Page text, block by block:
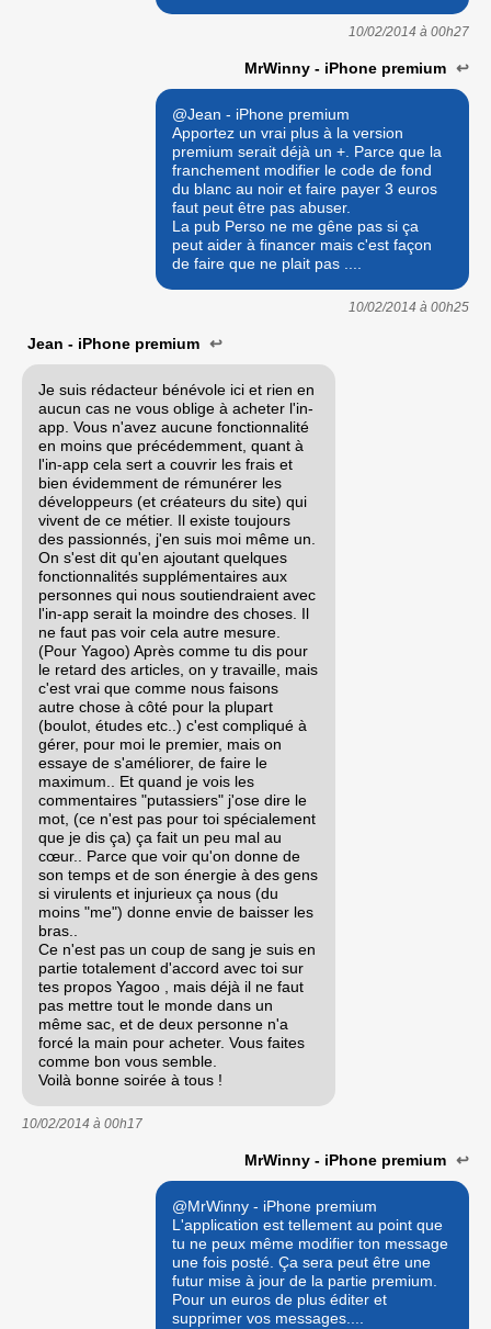
10/02/2014 à 00h27
MrWinny - iPhone premium ↩
@Jean - iPhone premium
Apportez un vrai plus à la version
premium serait déjà un +. Parce que la
franchement modifier le code de fond
du blanc au noir et faire payer 3 euros
faut peut être pas abuser.
La pub Perso ne me gêne pas si ça
peut aider à financer mais c'est façon
de faire que ne plait pas ....
10/02/2014 à 00h25
Jean - iPhone premium ↩
Je suis rédacteur bénévole ici et rien en
aucun cas ne vous oblige à acheter l'in-
app. Vous n'avez aucune fonctionnalité
en moins que précédemment, quant à
l'in-app cela sert a couvrir les frais et
bien évidemment de rémunérer les
développeurs (et créateurs du site) qui
vivent de ce métier. Il existe toujours
des passionnés, j'en suis moi même un.
On s'est dit qu'en ajoutant quelques
fonctionnalités supplémentaires aux
personnes qui nous soutiendraient avec
l'in-app serait la moindre des choses. Il
ne faut pas voir cela autre mesure.
(Pour Yagoo) Après comme tu dis pour
le retard des articles, on y travaille, mais
c'est vrai que comme nous faisons
autre chose à côté pour la plupart
(boulot, études etc..) c'est compliqué à
gérer, pour moi le premier, mais on
essaye de s'améliorer, de faire le
maximum.. Et quand je vois les
commentaires "putassiers" j'ose dire le
mot, (ce n'est pas pour toi spécialement
que je dis ça) ça fait un peu mal au
cœur.. Parce que voir qu'on donne de
son temps et de son énergie à des gens
si virulents et injurieux ça nous (du
moins "me") donne envie de baisser les
bras..
Ce n'est pas un coup de sang je suis en
partie totalement d'accord avec toi sur
tes propos Yagoo , mais déjà il ne faut
pas mettre tout le monde dans un
même sac, et de deux personne n'a
forcé la main pour acheter. Vous faites
comme bon vous semble.
Voilà bonne soirée à tous !
10/02/2014 à 00h17
MrWinny - iPhone premium ↩
@MrWinny - iPhone premium
L'application est tellement au point que
tu ne peux même modifier ton message
une fois posté. Ça sera peut être une
futur mise à jour de la partie premium.
Pour un euros de plus éditer et
supprimer vos messages....